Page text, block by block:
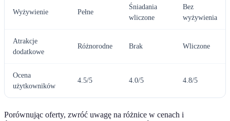
Wyżywienie Pełne
Śniadania
wliczone
Bez
wyżywienia
Atrakcje
dodatkowe
Różnorodne Brak Wliczone
Ocena
użytkowników
4.5/5 4.0/5 4.8/5
Porównując oferty, zwróć uwagę na różnice w cenach i